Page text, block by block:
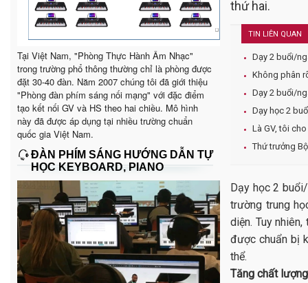
Tại Việt Nam, "Phòng Thực Hành Âm Nhạc"
trong trường phổ thông thường chỉ là phòng được
đặt 30-40 đàn. Năm 2007 chúng tôi đã giới thiệu
"Phòng đàn phím sáng nối mạng" với đặc điểm
tạo kết nối GV và HS theo hai chiều. Mô hình
này đã được áp dụng tại nhiều trường chuẩn
quốc gia Việt Nam.
ĐÀN PHÍM SÁNG HƯỚNG DẪN TỰ
HỌC KEYBOARD, PIANO
thứ hai.
TIN LIÊN QUAN
Dạy 2 buổi/
Không phân
Dạy 2 buổi/
Dạy học 2
Là GV, tôi
Thứ trưởng
Dạy học 2
trường trung
diện. Tuy
được chuẩn bị
thể.
Tăng chất